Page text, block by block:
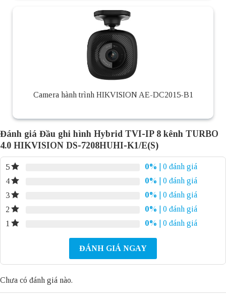
Camera hành trình HIKVISION AE-DC2015-B1
Đánh giá Đầu ghi hình Hybrid TVI-IP 8 kênh TURBO
4.0 HIKVISION DS-7208HUHI-K1/E(S)
5 0%
| 0 đánh giá
4
0%
| 0 đánh giá
3
0%
| 0 đánh giá
2
0%
| 0 đánh giá
1
0% | 0 đánh giá
ĐÁNH GIÁ NGAY
Chưa có đánh giá nào.